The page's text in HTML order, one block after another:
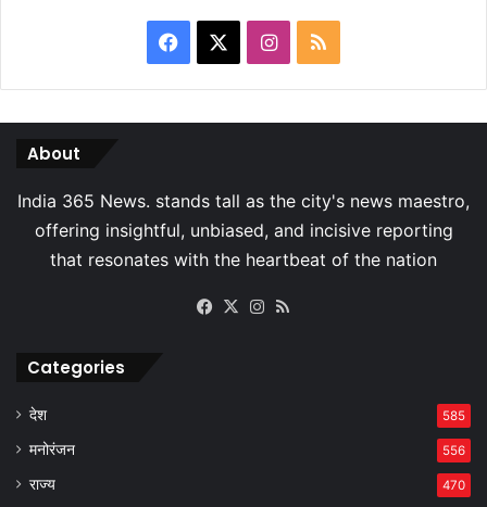
Facebook Instagram
RSS
About
Facebook
X Instagram
Categories
देश 585
मनोरंजन 556
राज्य 470